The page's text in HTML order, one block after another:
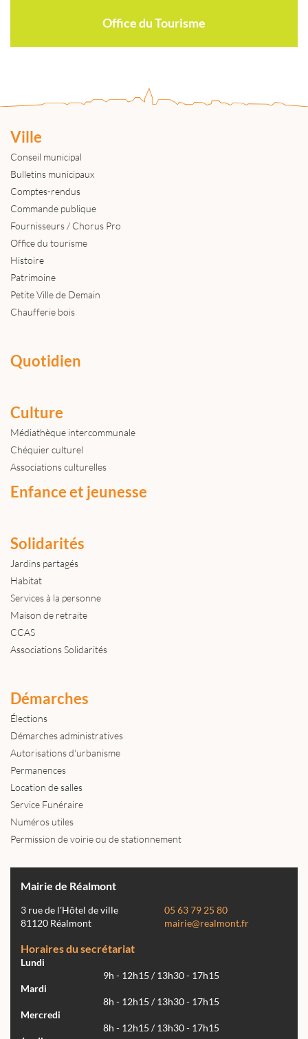
Office du Tourisme
Ville
Conseil municipal
Bulletins municipaux
Comptes-rendus
Commande publique
Fournisseurs / Chorus Pro
Office du tourisme
Histoire
Patrimoine
Petite Ville de Demain
Chaufferie bois
Quotidien
Culture
Médiathèque intercommunale
Chéquier culturel
Associations culturelles
Enfance et jeunesse
Solidarités
Jardins partagés
Habitat
Services à la personne
Maison de retraite
CCAS
Associations Solidarités
Démarches
Élections
Démarches administratives
Autorisations d'urbanisme
Permanences
Location de salles
Service Funéraire
Numéros utiles
Permission de voirie ou de stationnement
Mairie de Réalmont
3 rue de l'Hôtel de ville
81120 Réalmont
05 63 79 25 80
mairie@realmont.fr
Horaires du secrétariat
Lundi
9h - 12h15 / 13h30 - 17h15
Mardi
8h - 12h15 / 13h30 - 17h15
Mercredi
8h - 12h15 / 13h30 - 17h15